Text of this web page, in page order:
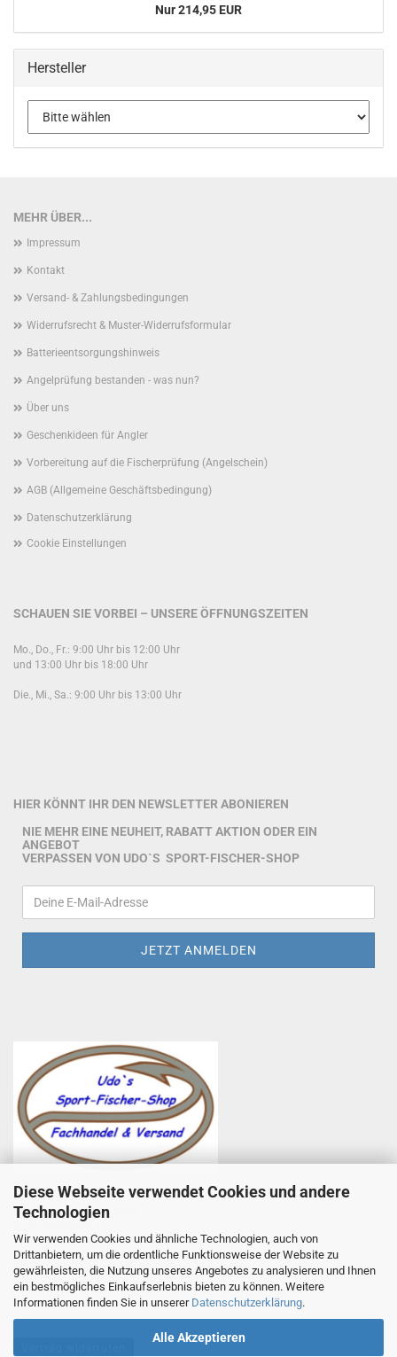
Diese Webseite verwendet Cookies und andere
Technologien
Wir verwenden Cookies und ähnliche Technologien, auch von
Drittanbietern, um die ordentliche Funktionsweise der Website zu
gewährleisten, die Nutzung unseres Angebotes zu analysieren und Ihnen
ein bestmögliches Einkaufserlebnis bieten zu können. Weitere
Informationen finden Sie in unserer Datenschutzerklärung.
Alle Akzeptieren
Nur 214,95 EUR
Hersteller
MEHR ÜBER...
Impressum
Kontakt
Versand- & Zahlungsbedingungen
Widerrufsrecht & Muster-Widerrufsformular
Batterieentsorgungshinweis
Angelprüfung bestanden - was nun?
Über uns
Geschenkideen für Angler
Vorbereitung auf die Fischerprüfung (Angelschein)
AGB (Allgemeine Geschäftsbedingung)
Datenschutzerklärung
Cookie Einstellungen
SCHAUEN SIE VORBEI – UNSERE ÖFFNUNGSZEITEN
Mo., Do., Fr.: 9:00 Uhr bis 12:00 Uhr
und 13:00 Uhr bis 18:00 Uhr
Die., Mi., Sa.: 9:00 Uhr bis 13:00 Uhr
HIER KÖNNT IHR DEN NEWSLETTER ABONIEREN
NIE MEHR EINE NEUHEIT, RABATT AKTION ODER EIN
ANGEBOT
VERPASSEN VON UDO`S SPORT-FISCHER-SHOP
Udo Totzauer
Udo`s Sport-Fischer-Shop
97753 Karlstadt
Telefon +49 9353 985440
E-Mail
info@angelsport-direkt.de